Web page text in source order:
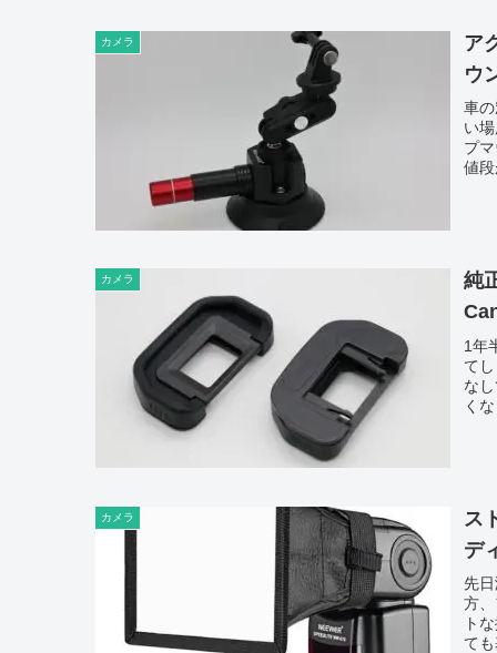
カメラ
ア
ウ
車
い
プ
値
カメラ
純
1年
て
な
く
カメラ
ス
デ
先
方
ト
て